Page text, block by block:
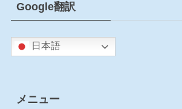
Google翻訳
日本語
メニュー